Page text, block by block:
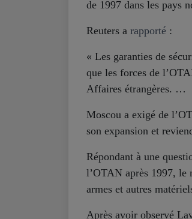
de 1997 dans les pays
Reuters a rapporté :
« Les garanties de
que les forces de
Affaires étrangères. …
Moscou a exigé de
son expansion et
Répondant à une
l’OTAN après 1997, le
armes et autres
Après avoir observé